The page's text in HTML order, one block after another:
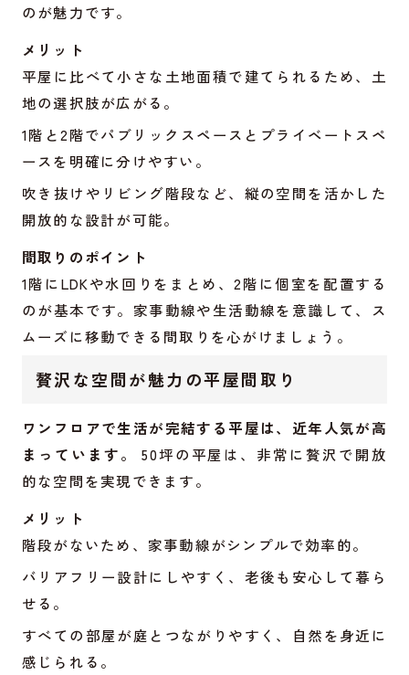
のが魅力です。
メリット
平屋に比べて小さな土地面積で建てられるため、土
地の選択肢が広がる。
1階と2階でパブリックスペースとプライベートスペ
ースを明確に分けやすい。
吹き抜けやリビング階段など、縦の空間を活かした
開放的な設計が可能。
間取りのポイント
1階にLDKや水回りをまとめ、2階に個室を配置する
のが基本です。家事動線や生活動線を意識して、ス
ムーズに移動できる間取りを心がけましょう。
贅沢な空間が魅力の平屋間取り
ワンフロアで生活が完結する平屋は、近年人気が高
まっています。
50坪の平屋は、非常に贅沢で開放
的な空間を実現できます。
メリット
階段がないため、家事動線がシンプルで効率的。
バリアフリー設計にしやすく、老後も安心して暮ら
せる。
すべての部屋が庭とつながりやすく、自然を身近に
感じられる。